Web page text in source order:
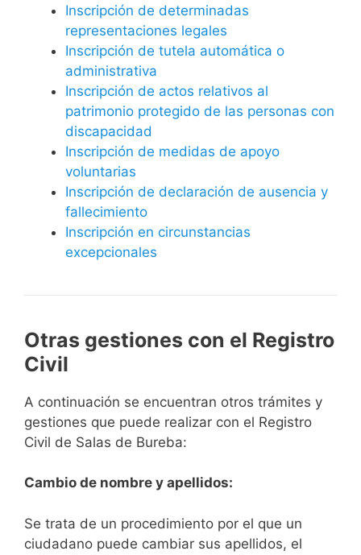
Inscripción de determinadas
representaciones legales
Inscripción de tutela automática o
administrativa
Inscripción de actos relativos al
patrimonio protegido de las personas con
discapacidad
Inscripción de medidas de apoyo
voluntarias
Inscripción de declaración de ausencia y
fallecimiento
Inscripción en circunstancias
excepcionales
Otras gestiones con el Registro
Civil
A continuación se encuentran otros trámites y
gestiones que puede realizar con el Registro
Civil de Salas de Bureba:
Cambio de nombre y apellidos:
Se trata de un procedimiento por el que un
ciudadano puede cambiar sus apellidos, el